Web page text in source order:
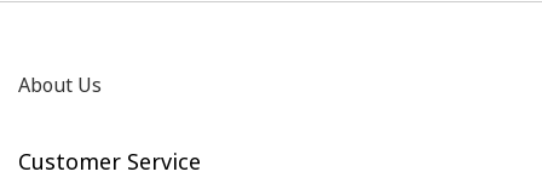
About Us
Customer Service